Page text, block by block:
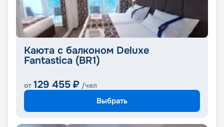
Каюта с балконом Deluxe
Fantastica (BR1)
от 129 455 ₽ /чел
Выбрать